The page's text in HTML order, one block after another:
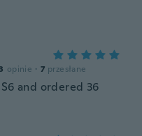
opinie · 7 przesłane
and ordered 36